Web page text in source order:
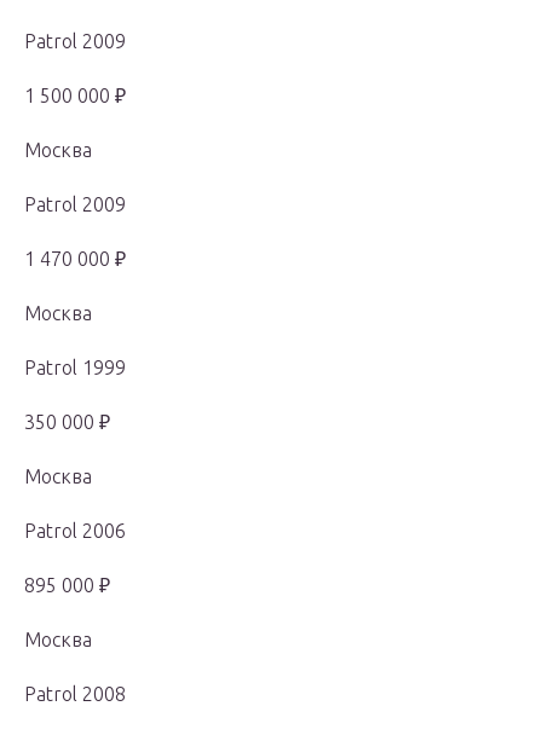
Patrol 2009
1 500 000 ₽
Москва
Patrol 2009
1 470 000 ₽
Москва
Patrol 1999
350 000 ₽
Москва
Patrol 2006
895 000 ₽
Москва
Patrol 2008